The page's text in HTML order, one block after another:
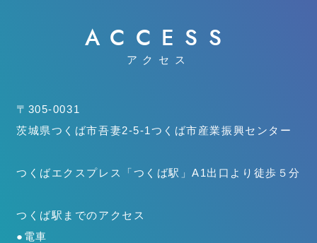
ACCESS
アクセス
〒305-0031
茨城県つくば市吾妻2-5-1つくば市産業振興センター
つくばエクスプレス「つくば駅」A1出口より徒歩５分
つくば駅までのアクセス
●電車